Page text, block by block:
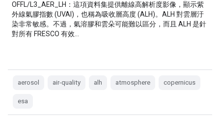
OFFL/L3_AER_LH：這項資料集提供離線高解析度影像，顯示紫
外線氣膠指數 (UVAI)，也稱為吸收層高度 (ALH)。ALH 對雲層汙
染非常敏感。不過，氣溶膠和雲朵可能難以區分，而且 ALH 是針
對所有 FRESCO 有效…
aerosol air-quality alh atmosphere copernicus
esa